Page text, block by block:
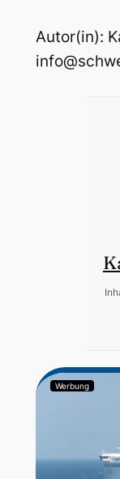
Autor(in):
Werbung